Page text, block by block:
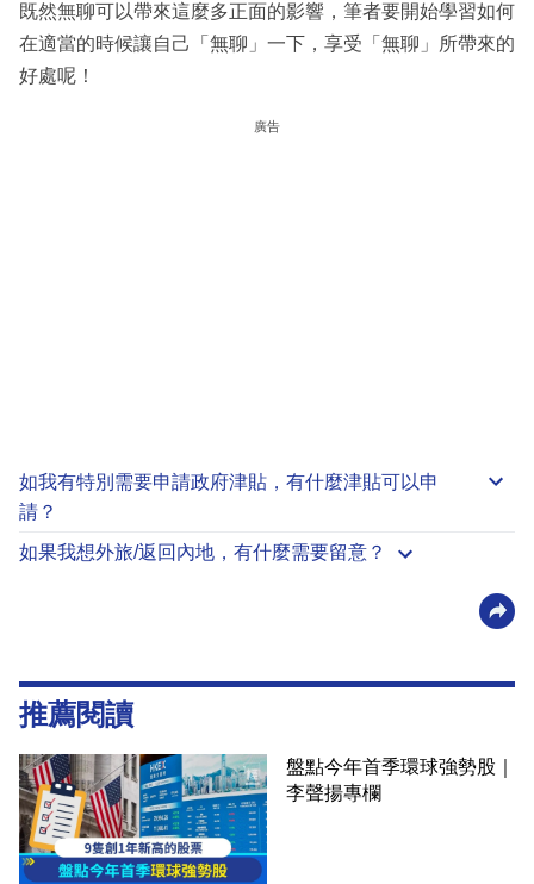
既然無聊可以帶來這麼多正面的影響，筆者要開始學習如何
在適當的時候讓自己「無聊」一下，享受「無聊」所帶來的
好處呢！
廣告
如我有特別需要申請政府津貼 ，有什麼津貼可以申
請？
如果我想外旅/返回內地，有什麼需要留意？
推薦閱讀
盤點今年首季環球強勢股｜
李聲揚專欄